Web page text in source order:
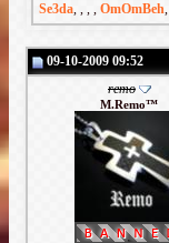
Se3da, , , , OmOmBeh,
09-10-2009 09:52
remo
M.Remo™